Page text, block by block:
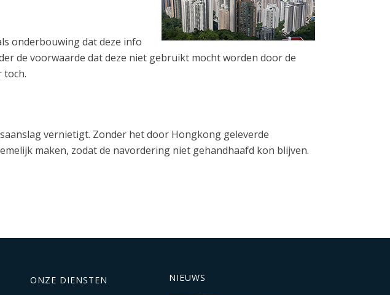
onderbouwing dat deze info
de voorwaarde dat deze niet gebruikt mocht worden door de
toch.
vernietigt. Zonder het door Hongkong geleverde
maken, zodat de navordering niet gehandhaafd kon blijven.
ONZE DIENSTEN NIEUWS